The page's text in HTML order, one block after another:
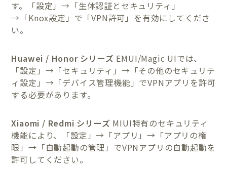
す。「設定」→「生体認証とセキュリティ」
→「Knox設定」で「VPN許可」を有効にしてくださ
い。
Huawei / Honor シリーズ EMUI/Magic UIでは、
「設定」→「セキュリティ」→「その他のセキュリテ
ィ設定」→「デバイス管理機能」でVPNアプリを許可
する必要があります。
Xiaomi / Redmi シリーズ MIUI特有のセキュリティ
機能により、「設定」→「アプリ」→「アプリの権
限」→「自動起動の管理」でVPNアプリの自動起動を
許可してください。